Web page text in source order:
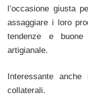
l’occasione giusta
assaggiare i loro
tendenze e
artigianale.
Interessante anche
collaterali.